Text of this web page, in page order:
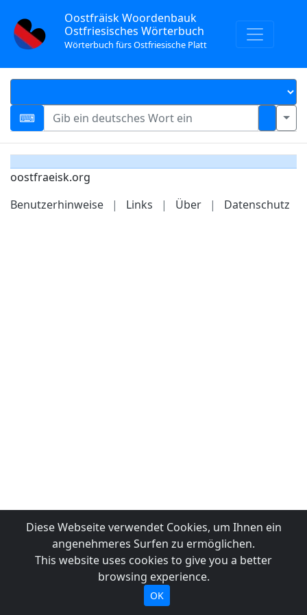
Oostfräisk Woordenbauk
Ostfriesisches Wörterbuch
Wörterbuch fürs Ostfriesische Platt
oostfraeisk.org
Benutzerhinweise
| Links | Über | Datenschutz
Diese Webseite verwendet Cookies, um Ihnen ein
angenehmeres Surfen zu ermöglichen.
This website uses cookies to give you a better
browsing experience.
OK